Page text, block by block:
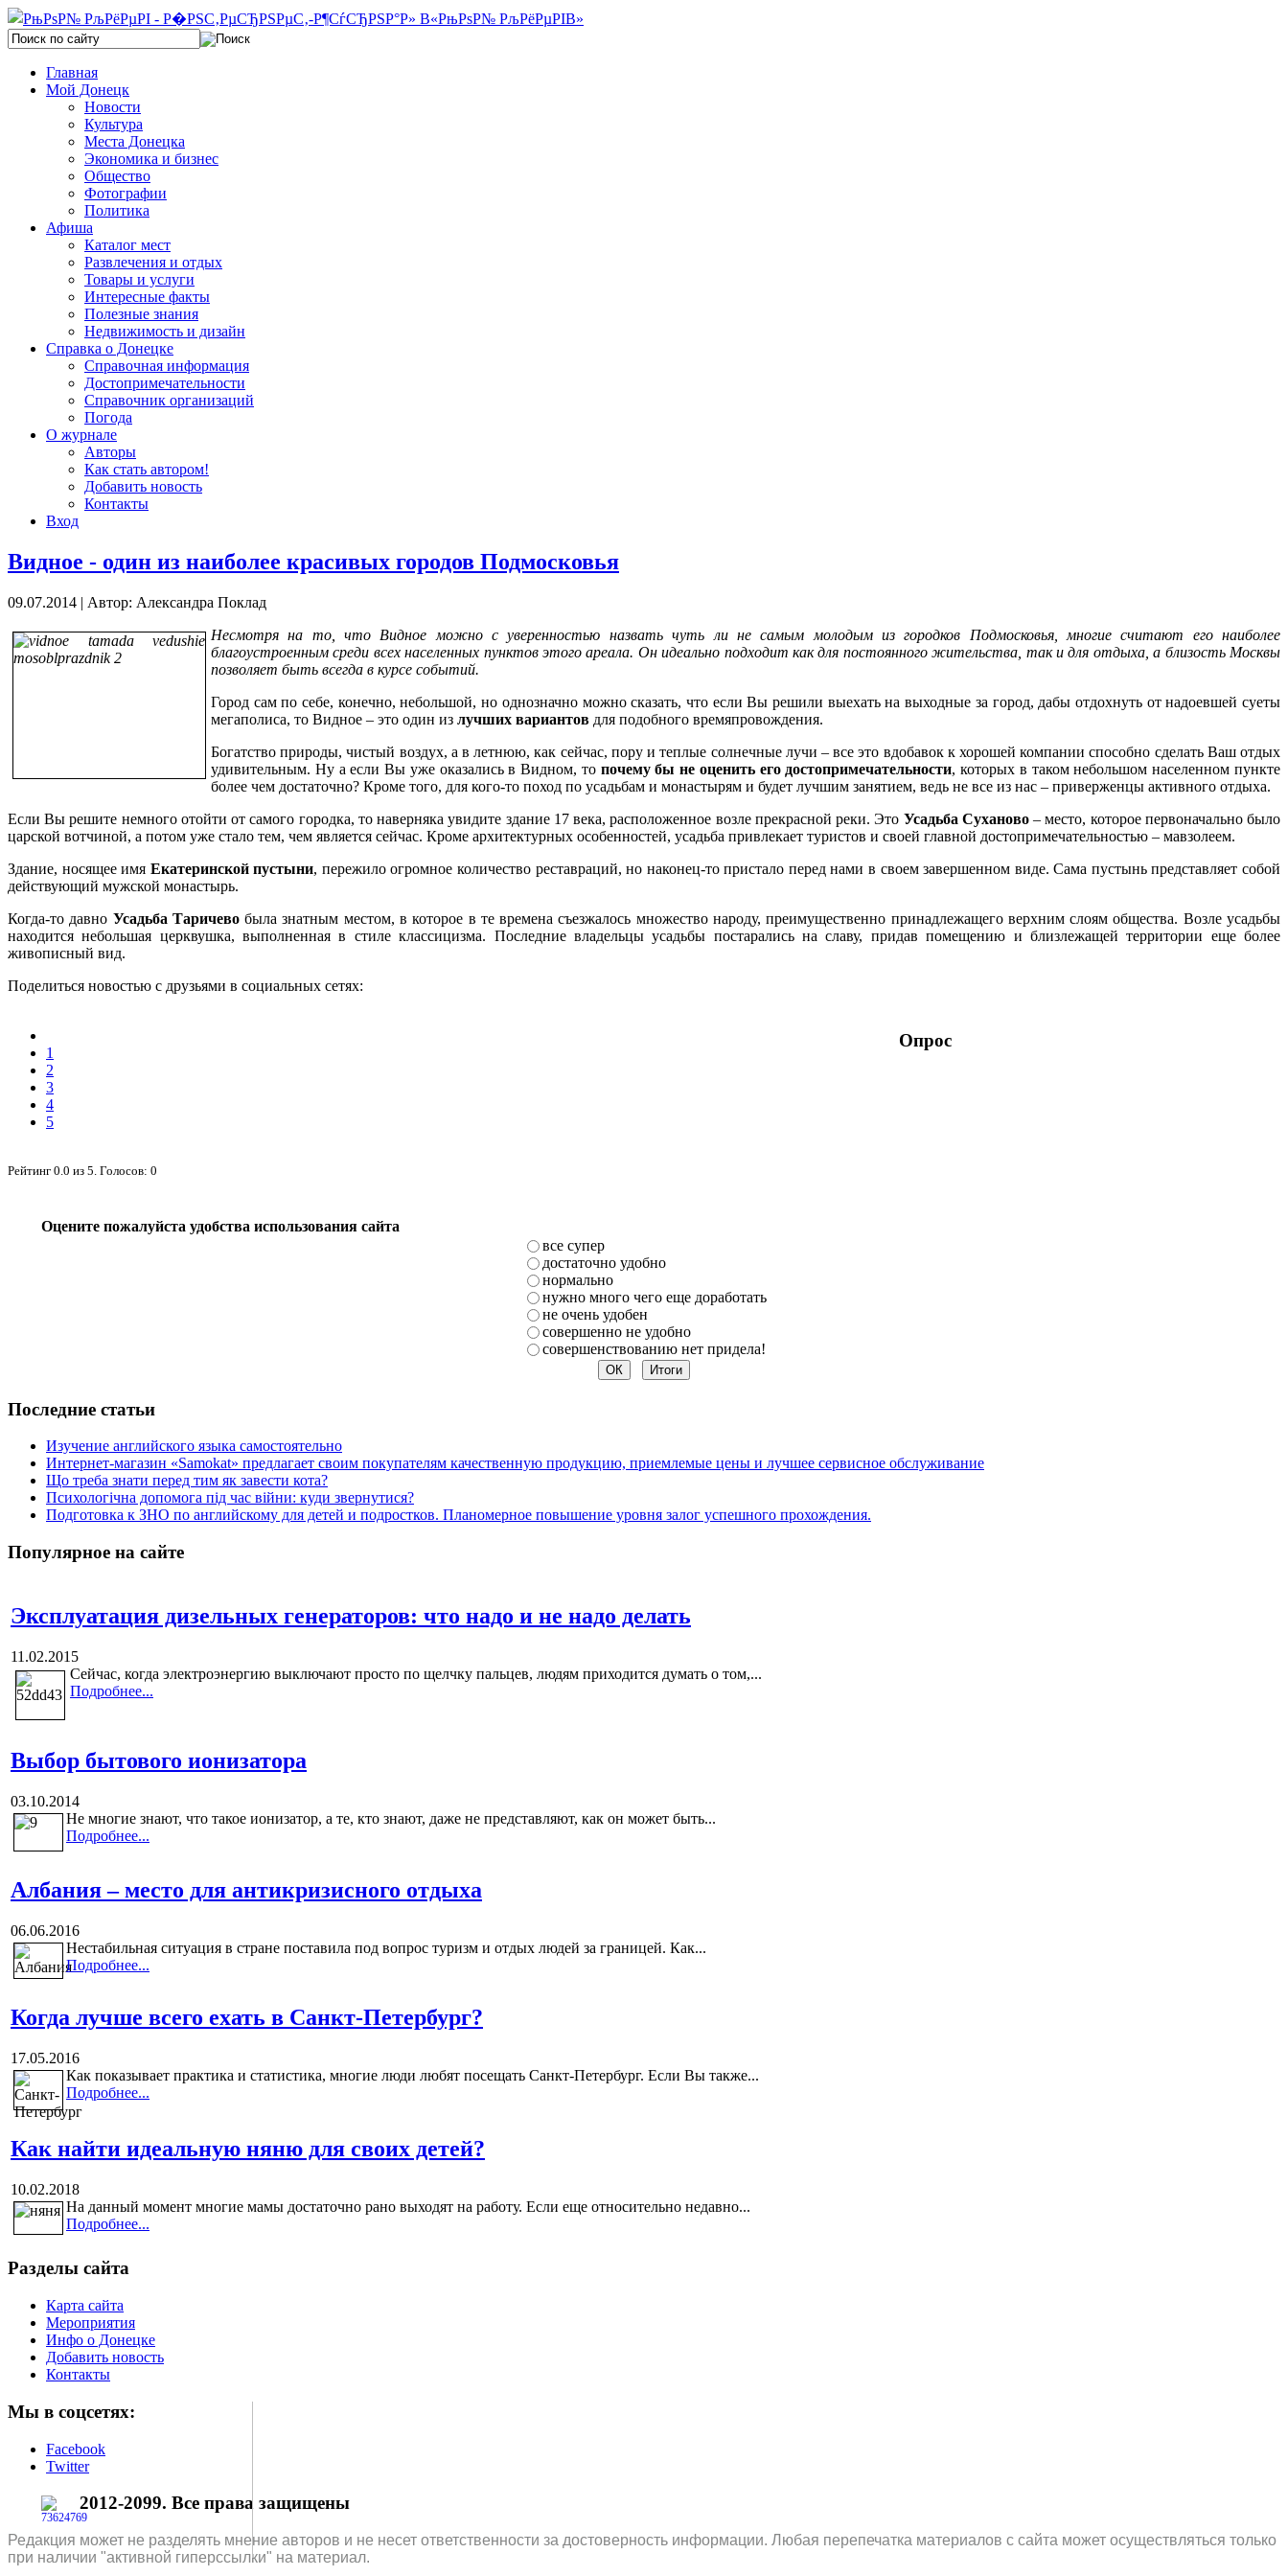
Главная
Мой Донецк
Новости
Культура
Места Донецка
Экономика и бизнес
Общество
Фотографии
Политика
Афиша
Каталог мест
Развлечения и отдых
Товары и услуги
Интересные факты
Полезные знания
Недвижимость и дизайн
Справка о Донецке
Справочная информация
Достопримечательности
Справочник организаций
Погода
О журнале
Авторы
Как стать автором!
Добавить новость
Контакты
Вход
Видное - один из наиболее красивых городов Подмосковья
09.07.2014 | Автор: Александра Поклад
Несмотря на то, что Видное можно с уверенностью назвать чуть ли не самым молодым из городков Подмосковья, многие считают его наиболее
благоустроенным среди всех населенных пунктов этого ареала. Он идеально подходит как для постоянного жительства, так и для отдыха, а близость Москвы
позволяет быть всегда в курсе событий.
Город сам по себе, конечно, небольшой, но однозначно можно сказать, что если Вы решили выехать на выходные за город, дабы отдохнуть от надоевшей суеты
мегаполиса, то Видное – это один из лучших вариантов для подобного времяпровождения.
Богатство природы, чистый воздух, а в летнюю, как сейчас, пору и теплые солнечные лучи – все это вдобавок к хорошей компании способно сделать Ваш отдых
удивительным. Ну а если Вы уже оказались в Видном, то почему бы не оценить его достопримечательности, которых в таком небольшом населенном пункте
более чем достаточно? Кроме того, для кого-то поход по усадьбам и монастырям и будет лучшим занятием, ведь не все из нас – приверженцы активного отдыха.
Если Вы решите немного отойти от самого городка, то наверняка увидите здание 17 века, расположенное возле прекрасной реки. Это Усадьба Суханово– место, которое первоначально было
царской вотчиной, а потом уже стало тем, чем является сейчас. Кроме архитектурных особенностей, усадьба привлекает туристов и своей главной достопримечательностью – мавзолеем.
Здание, носящее имя Екатеринской пустыни, пережило огромное количество реставраций, но наконец-то пристало перед нами в своем завершенном виде. Сама пустынь представляет собой
действующий мужской монастырь.
Когда-то давно Усадьба Таричевобыла знатным местом, в которое в те времена съезжалось множество народу, преимущественно принадлежащего верхним слоям общества. Возле усадьбы
находится небольшая церквушка, выполненная в стиле классицизма. Последние владельцы усадьбы постарались на славу, придав помещению и близлежащей территории еще более
живописный вид.
Поделиться новостью с друзьями в социальных сетях:
1
2
3
4
5
Рейтинг 0.0 из 5 . Голосов: 0
Опрос
Оцените пожалуйста удобства использования сайта
все супер
достаточно удобно
нормально
нужно много чего еще доработать
не очень удобен
совершенно не удобно
совершенствованию нет придела!
Последние статьи
Изучение английского языка самостоятельно
Интернет-магазин «Samokat» предлагает своим покупателям качественную продукцию, приемлемые цены и лучшее сервисное обслуживание
Що треба знати перед тим як завести кота?
Психологічна допомога під час війни: куди звернутися?
Подготовка к ЗНО по английскому для детей и подростков. Планомерное повышение уровня залог успешного прохождения.
Популярное на сайте
Эксплуатация дизельных генераторов: что надо и не надо делать
11.02.2015
Сейчас, когда электроэнергию выключают просто по щелчку пальцев, людям приходится думать о том,...
Подробнее...
Выбор бытового ионизатора
03.10.2014
Не многие знают, что такое ионизатор, а те, кто знают, даже не представляют, как он может быть...
Подробнее...
Албания – место для антикризисного отдыха
06.06.2016
Нестабильная ситуация в стране поставила под вопрос туризм и отдых людей за границей. Как...
Подробнее...
Когда лучше всего ехать в Санкт-Петербург?
17.05.2016
Как показывает практика и статистика, многие люди любят посещать Санкт-Петербург. Если Вы также...
Подробнее...
Как найти идеальную няню для своих детей?
10.02.2018
На данный момент многие мамы достаточно рано выходят на работу. Если еще относительно недавно...
Подробнее...
Разделы сайта
Карта сайта
Мероприятия
Инфо о Донецке
Добавить новость
Контакты
Мы в соцсетях:
Facebook
Twitter
2012-2099. Все права защищены
Редакция может не разделять мнение авторов и не несет ответственности за достоверность информации. Любая перепечатка материалов с сайта может осуществляться только
при наличии "активной гиперссылки" на материал.